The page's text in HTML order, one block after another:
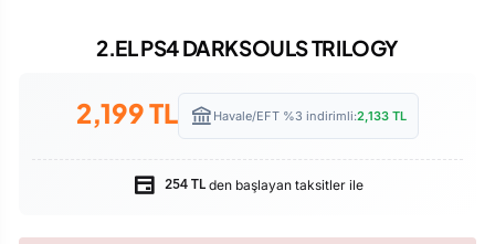
2.EL PS4 DARKSOULS TRILOGY
2,199TL Havale/EFT %3 indirimli:2,133 TL
254 TLden başlayan taksitler ile